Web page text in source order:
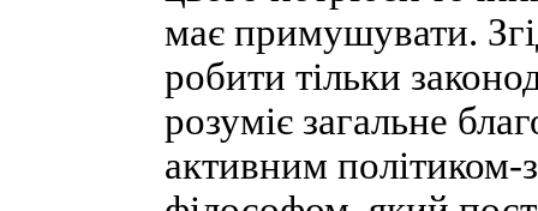
має примушувати.
робити тільки
розуміє загальне
активним політиком-